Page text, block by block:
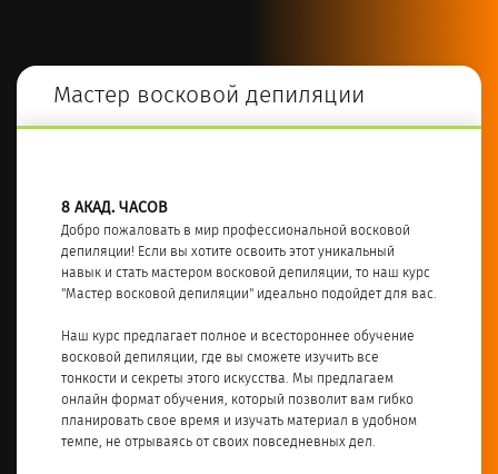
Мастер восковой депиляции
8 АКАД. ЧАСОВ
Добро пожаловать в мир профессиональной восковой
депиляции! Если вы хотите освоить этот уникальный
навык и стать мастером восковой депиляции, то наш курс
"Мастер восковой депиляции" идеально подойдет для вас.
Наш курс предлагает полное и всестороннее обучение
восковой депиляции, где вы сможете изучить все
тонкости и секреты этого искусства. Мы предлагаем
онлайн формат обучения, который позволит вам гибко
планировать свое время и изучать материал в удобном
темпе, не отрываясь от своих повседневных дел.